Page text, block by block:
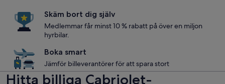
Skäm bort dig själv
Medlemmar får minst 10 % rabatt på över en miljon
hyrbilar.
Boka smart
Jämför billeverantörer för att spara stort
Hitta billiga Cabriolet-